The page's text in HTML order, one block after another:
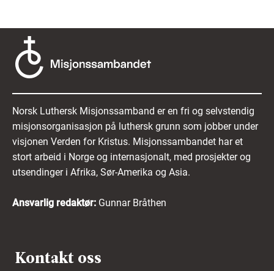
Norsk Luthersk Misjonssamband er en fri og selvstendig
misjonsorganisasjon på luthersk grunn som jobber under
visjonen Verden for Kristus. Misjonssambandet har et
stort arbeid i Norge og internasjonalt, med prosjekter og
utsendinger i Afrika, Sør-Amerika og Asia.
Ansvarlig redaktør: Gunnar Bråthen
Kontakt oss